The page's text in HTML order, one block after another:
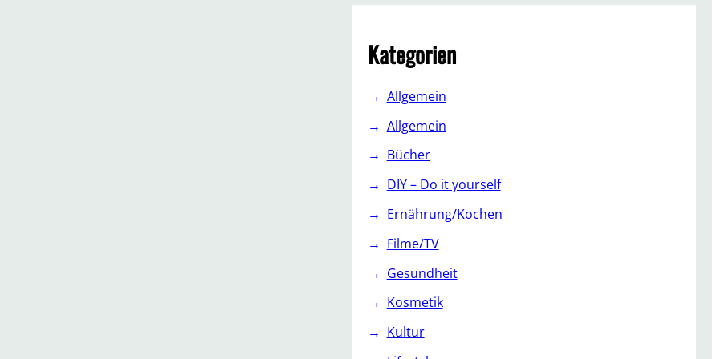
c
Kategorien
Allgemein
Allgemein
Bücher
DIY – Do it yourself
Ernährung/Kochen
Filme/TV
Gesundheit
Kosmetik
Kultur